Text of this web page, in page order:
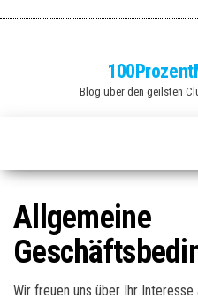
Blog über den geilsten
Allgemeine
Wir freuen uns über Ihr Interesse